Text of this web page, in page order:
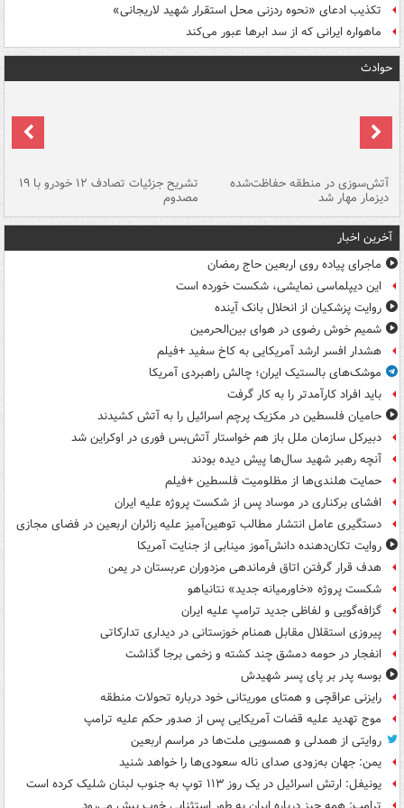
تکذیب ادعای «نحوه ردزنی محل استقرار شهید لاریجانی»
ماهواره ایرانی که از سد ابرها عبور می‌کند
حوادث
آتش‌سوزی در منطقه حفاظت‌شده
دیزمار مهار شد
تشریح جزئیات تصادف ۱۲ خودرو با ۱۹
مصدوم
آخرین اخبار
ماجرای پیاده روی اربعین حاج رمضان
این دیپلماسی نمایشی، شکست خورده است
روایت پزشکیان از انحلال بانک آینده
شمیم خوش رضوی در هوای بین‌الحرمین
هشدار افسر ارشد آمریکایی به کاخ سفید +فیلم
موشک‌های بالستیک ایران؛ چالش راهبردی آمریکا
باید افراد کارآمدتر را به کار گرفت
حامیان فلسطین در مکزیک پرچم اسرائیل را به آتش کشیدند
دبیرکل سازمان ملل باز هم خواستار آتش‌بس فوری در اوکراین شد
آنچه رهبر شهید سال‌ها پیش دیده بودند
حمایت هلندی‌ها از مظلومیت فلسطین +فیلم
افشای برکناری در موساد پس از شکست پروژه علیه ایران
دستگیری عامل انتشار مطالب توهین‌آمیز علیه زائران اربعین در فضای مجازی
روایت تکان‌دهنده دانش‌آموز مینابی از جنایت آمریکا
هدف قرار گرفتن اتاق‌ فرماندهی مزدوران عربستان در یمن
شکست پروژه «خاورمیانه جدید» نتانیاهو
گزافه‌گویی و لفاظی جدید ترامپ علیه ایران
پیروزی استقلال مقابل همنام خوزستانی در دیداری تدارکاتی
انفجار در حومه دمشق چند کشته و زخمی برجا گذاشت
بوسه‌ پدر بر پای پسر شهیدش
رایزنی عراقچی و همتای موریتانی خود درباره تحولات منطقه
موج تهدید علیه قضات آمریکایی پس از صدور حکم علیه ترامپ
روایتی از همدلی و همسویی ملت‌ها در مراسم اربعین
یمن: جهان به‌زودی صدای ناله سعودی‌ها را خواهد شنید
یونیفل: ارتش اسرائیل در یک روز ۱۱۳ توپ به جنوب لبنان شلیک کرده است